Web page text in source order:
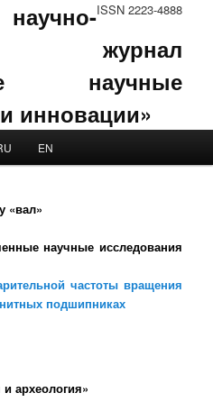
ISSN 2223-4888
журнал
научные
инновации»
EN
«вал»
научные исследования
частоты вращения
подшипниках
археология»